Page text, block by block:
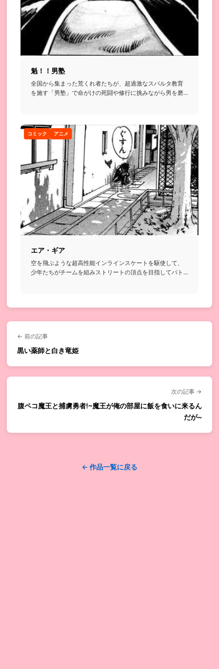
魁！！男塾
全国から集まった荒くれ者たちが、超過激なスパルタ教育
を施す「男塾」で命がけの死闘や修行に挑みながら男を磨
コミック アニメ
エア・ギア
空を飛ぶような超高性能インラインスケートを駆使して、
少年たちがチームを組みストリートの頂点を目指してバト
← 前の記事
黒い薬師と白き竜姫
次の記事 →
腹ペコ魔王と捕虜勇者!~魔王が俺の部屋に飯を食いに来るん
だが~
← 作品一覧に戻る